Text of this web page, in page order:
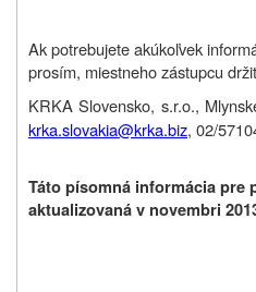
Ak potrebujete akúkoľvek
prosím, miestneho zástupcu
KRKA Slovensko, s.r.o.,
krka.slovakia@krka.biz, 02/
Táto písomná informácia pre
aktualizovaná v novembri